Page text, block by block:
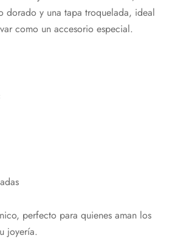
dorado y una tapa troquelada, ideal
como un accesorio especial.
perfecto para quienes aman los
joyería.